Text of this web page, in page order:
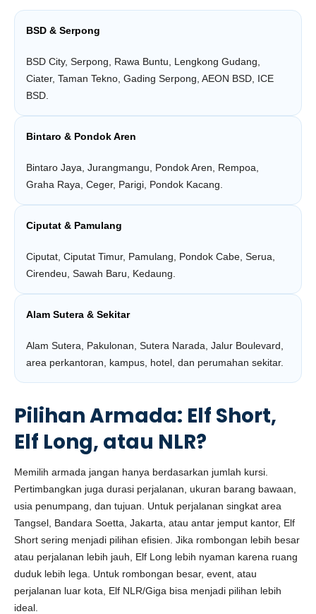
BSD & Serpong
BSD City, Serpong, Rawa Buntu, Lengkong Gudang,
Ciater, Taman Tekno, Gading Serpong, AEON BSD, ICE
BSD.
Bintaro & Pondok Aren
Bintaro Jaya, Jurangmangu, Pondok Aren, Rempoa,
Graha Raya, Ceger, Parigi, Pondok Kacang.
Ciputat & Pamulang
Ciputat, Ciputat Timur, Pamulang, Pondok Cabe, Serua,
Cirendeu, Sawah Baru, Kedaung.
Alam Sutera & Sekitar
Alam Sutera, Pakulonan, Sutera Narada, Jalur Boulevard,
area perkantoran, kampus, hotel, dan perumahan sekitar.
Pilihan Armada: Elf Short,
Elf Long, atau NLR?
Memilih armada jangan hanya berdasarkan jumlah kursi.
Pertimbangkan juga durasi perjalanan, ukuran barang bawaan,
usia penumpang, dan tujuan. Untuk perjalanan singkat area
Tangsel, Bandara Soetta, Jakarta, atau antar jemput kantor, Elf
Short sering menjadi pilihan efisien. Jika rombongan lebih besar
atau perjalanan lebih jauh, Elf Long lebih nyaman karena ruang
duduk lebih lega. Untuk rombongan besar, event, atau
perjalanan luar kota, Elf NLR/Giga bisa menjadi pilihan lebih
ideal.